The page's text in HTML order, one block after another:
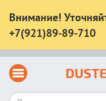
Внимание!
+7(921)89-89-710